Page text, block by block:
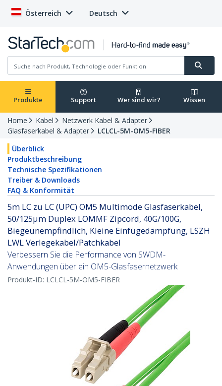
Österreich Deutsch
Produkte Support Wer sind wir? Wissen
Home Kabel
Netzwerk Kabel & Adapter
Glasfaserkabel & Adapter
LCLCL-5M-OM5-FIBER
Überblick
Produktbeschreibung
Technische Spezifikationen
Treiber & Downloads
FAQ & Konformität
5m LC zu LC (UPC) OM5 Multimode Glasfaserkabel,
50/125µm Duplex LOMMF Zipcord, 40G/100G,
Biegeunempfindlich, Kleine Einfügedämpfung, LSZH
LWL Verlegekabel/Patchkabel
Verbessern Sie die Performance von SWDM-
Anwendungen über ein OM5-Glasfasernetzwerk
Produkt-ID: LCLCL-5M-OM5-FIBER